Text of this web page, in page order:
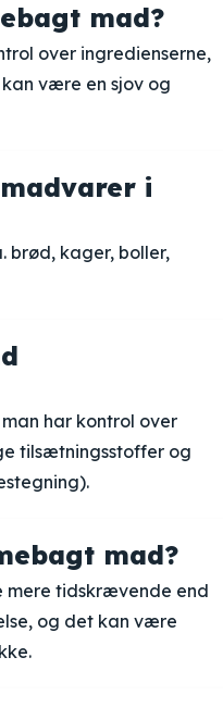
mad?
over ingredienserne,
være en sjov og
i
brød, kager, boller,
har kontrol over
tilsætningsstoffer og
mad?
tidskrævende end
og det kan være